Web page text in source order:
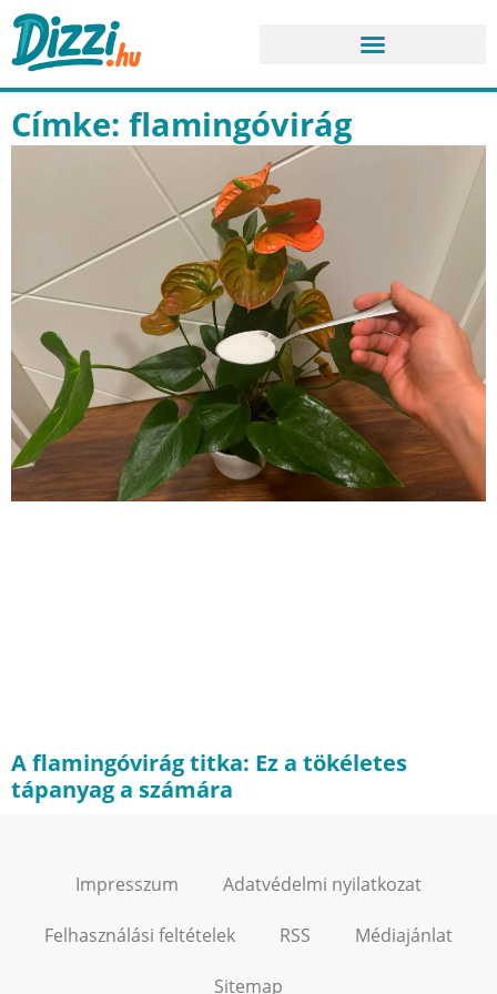
Címke: flamingóvirág
A flamingóvirág titka: Ez a tökéletes
tápanyag a számára
Impresszum Adatvédelmi nyilatkozat
Felhasználási feltételek RSS Médiajánlat
Sitemap